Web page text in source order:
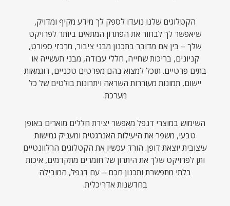
הקטלוגים שלנו נועדו לספק לך מידע מקיף ומדויק,
שיאפשר לך לבחור את הפתרון המתאים ביותר לפרויקט
שלך – בין אם מדובר בתכנון מבני ציבור, מרכזי ספורט,
קניונים, בריכות שחייה, חללי עבודה, מבני תעשייה או
בתים פרטיים. תוכל למצוא בהם מפרטים טכניים, דוגמאות
יישום, תמונות מעוררות השראה ויתרונות בולטים של כל
מערכת.
השימוש במוצרי דנפל מאפשר יצירת חללים מוארים באופן
טבעי, משפר את היעילות האנרגטית ומעניק גמישות
עיצובית יוצאת דופן. הורד עכשיו את הקטלוגים הרלוונטיים
ותן לפרויקט שלך את היתרון של חומרים מתקדמים, איכות
בלתי מתפשרת ותכנון חכם – עם דנפל, המובילה
בחדשנות אדריכלית.